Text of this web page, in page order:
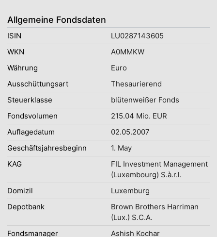
Allgemeine Fondsdaten
ISIN
LU0287143605
WKN
A0MMKW
Währung
Euro
Ausschüttungsart
Thesaurierend
Steuerklasse
blütenweißer Fonds
Fondsvolumen
215.04 Mio. EUR
Auflagedatum
02.05.2007
Geschäftsjahresbeginn
1. May
KAG
FIL Investment Management
(Luxembourg) S.à.r.l.
Domizil
Luxemburg
Depotbank
Brown Brothers Harriman
(Lux.) S.C.A.
Fondsmanager
Ashish Kochar